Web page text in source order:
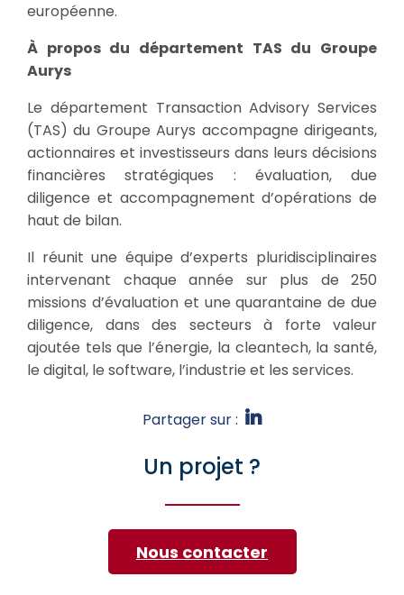
européenne.
À propos du département TAS du Groupe
Aurys
Le département Transaction Advisory Services
(TAS) du Groupe Aurys accompagne dirigeants,
actionnaires et investisseurs dans leurs décisions
financières stratégiques : évaluation, due
diligence et accompagnement d’opérations de
haut de bilan.
Il réunit une équipe d’experts pluridisciplinaires
intervenant chaque année sur plus de 250
missions d’évaluation et une quarantaine de due
diligence, dans des secteurs à forte valeur
ajoutée tels que l’énergie, la cleantech, la santé,
le digital, le software, l’industrie et les services.
Partager sur :
Un projet ?
Nous contacter